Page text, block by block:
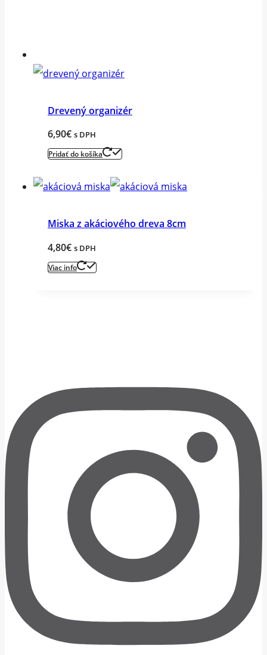
Drevený organizér
6,90€ s DPH
Pridať do košíka
Miska z akáciového dreva 8cm
4,80€ s DPH
Viac info